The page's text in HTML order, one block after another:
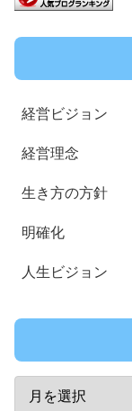
経営ビジョン
経営理念
生き方の方針
明確化
人生ビジョン